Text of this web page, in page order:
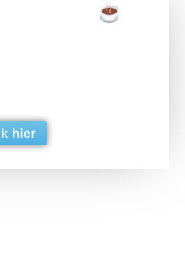
hier